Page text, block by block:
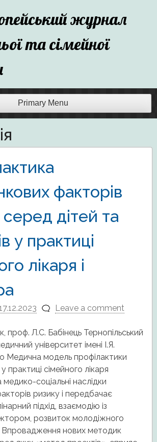
журнал
та сімейної
Primary Menu
факторів
дітей та
у практиці
лікаря і
Leave a comment
Л.С. Бабінець Тернопільський
університет імені І.Я.
Медична модель профілактики
у практиці сімейного лікаря
соціальні наслідки
ризику і передбачає
підхід, взаємодію із
розвиток молодіжного
нових методик